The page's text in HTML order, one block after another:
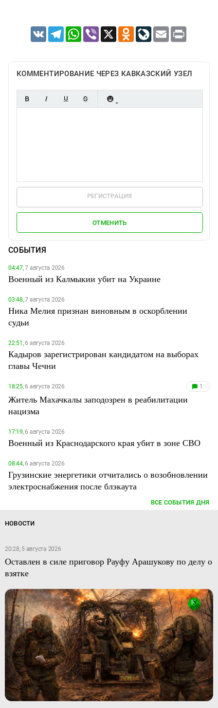
VK TelegramWhatsApp
Viber X Odnoklassniki
LiveJournal
Email Print
КОММЕНТИРОВАНИЕ ЧЕРЕЗ КАВКАЗСКИЙ УЗЕЛ
РЕГИСТРАЦИЯ
ОТМЕНИТЬ
СОБЫТИЯ
04:47,7 августа 2026
Военный из Калмыкии убит на Украине
03:48,7 августа 2026
Ника Мелия признан виновным в оскорблении
судьи
22:51,6 августа 2026
Кадыров зарегистрирован кандидатом на выборах
главы Чечни
18:25,6 августа 2026 1
Житель Махачкалы заподозрен в реабилитации
нацизма
17:19,6 августа 2026
Военный из Краснодарского края убит в зоне СВО
08:44,6 августа 2026
Грузинские энергетики отчитались о возобновлении
электроснабжения после блэкаута
ВСЕ СОБЫТИЯ ДНЯ
НОВОСТИ
20:28, 5 августа 2026
Оставлен в силе приговор Рауфу Арашукову по делу о
взятке